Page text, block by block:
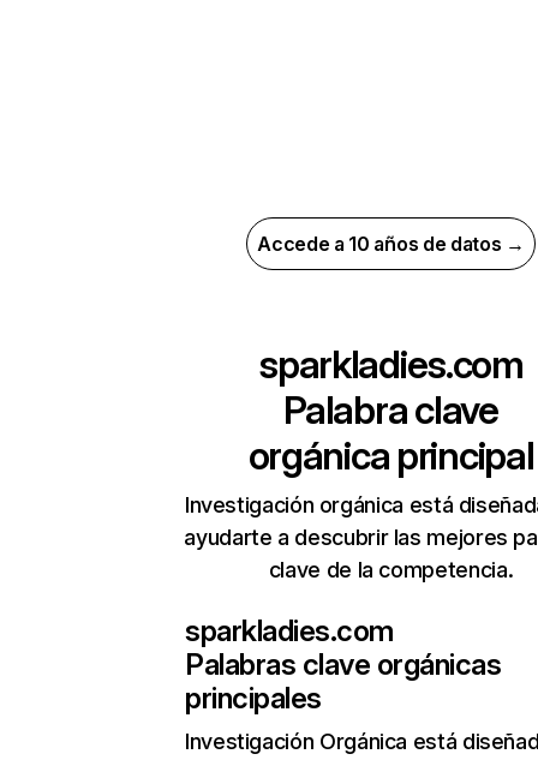
Accede a 10 años de datos →
sparkladies.com
Palabra clave
orgánica principal
Investigación orgánica está
ayudarte a descubrir las mejores
clave de la competencia.
sparkladies.com
Palabras clave orgánicas
principales
Investigación Orgánica está